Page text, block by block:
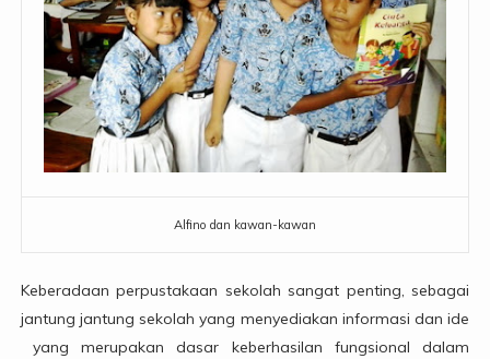
Alfino dan kawan-kawan
Keberadaan perpustakaan sekolah sangat penting, sebagai
jantung jantung sekolah yang menyediakan informasi dan ide
yang merupakan dasar keberhasilan fungsional dalam